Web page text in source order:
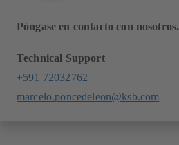
Póngase en contacto con nosotros.
Technical Support
+591 72032762
marcelo.poncedeleon@ksb.com